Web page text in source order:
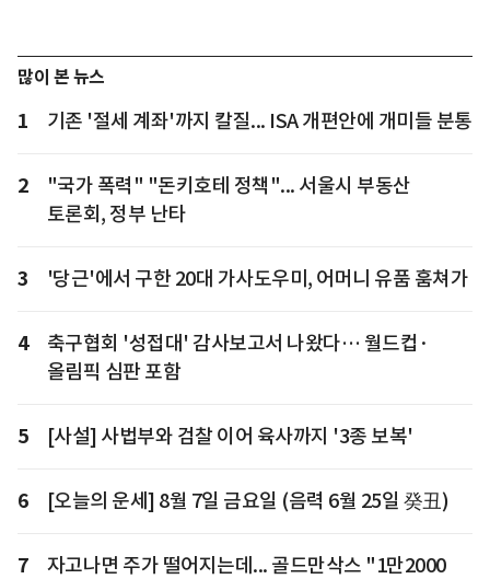
많이 본 뉴스
1 기존 '절세 계좌'까지 칼질... ISA 개편안에 개미들 분통
2
"국가 폭력" "돈키호테 정책"... 서울시 부동산
토론회, 정부 난타
3 '당근'에서 구한 20대 가사도우미, 어머니 유품 훔쳐가
4
축구협회 '성접대' 감사보고서 나왔다… 월드컵·
올림픽 심판 포함
5 [사설] 사법부와 검찰 이어 육사까지 '3종 보복'
6 [오늘의 운세] 8월 7일 금요일 (음력 6월 25일 癸丑)
7
자고나면 주가 떨어지는데... 골드만삭스 "1만2000